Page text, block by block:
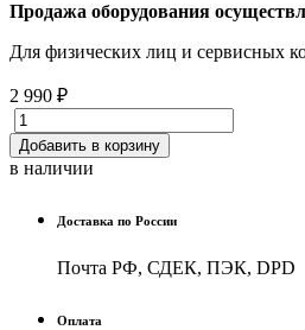
Продажа оборудования
Для физических лиц и cервисных
2 990 ₽
Добавить в корзину
в наличии
Доставка по России
Почта РФ, СДЕК, ПЭК, DPD
Оплата